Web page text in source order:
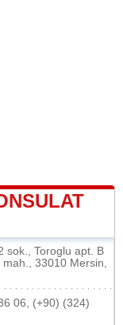
sok., Toroglu apt. B
mah., 33010 Mersin,
06, (+90) (324)